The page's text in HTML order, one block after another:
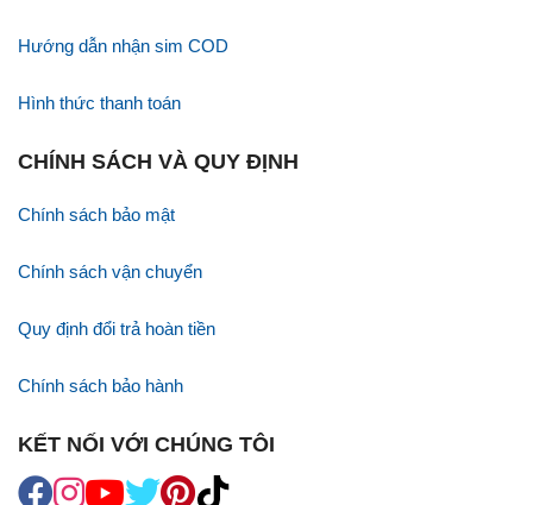
Hướng dẫn nhận sim COD
Hình thức thanh toán
CHÍNH SÁCH VÀ QUY ĐỊNH
Chính sách bảo mật
Chính sách vận chuyển
Quy định đổi trả hoàn tiền
Chính sách bảo hành
KẾT NỐI VỚI CHÚNG TÔI